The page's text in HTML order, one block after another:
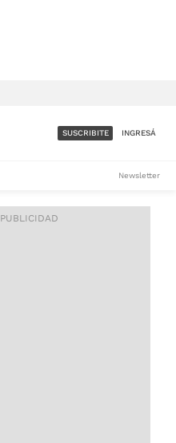
FULL - $1.800/MES
SUSCRIBITE INGRESÁ
Newsletter